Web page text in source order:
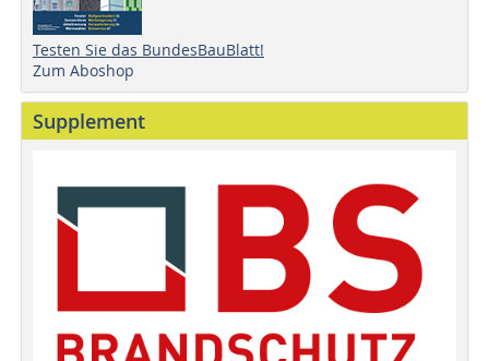
Testen Sie das BundesBauBlatt!
Zum Aboshop
Supplement